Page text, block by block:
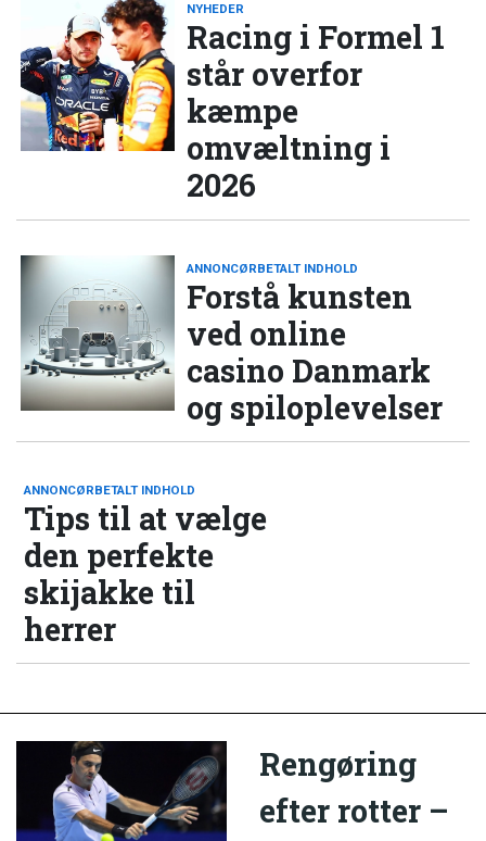
NYHEDER
Racing i Formel 1
står overfor
kæmpe
omvæltning i
2026
ANNONCØRBETALT INDHOLD
Forstå kunsten
ved online
casino Danmark
og spiloplevelser
ANNONCØRBETALT INDHOLD
Tips til at vælge
den perfekte
skijakke til
herrer
Rengøring
efter rotter –